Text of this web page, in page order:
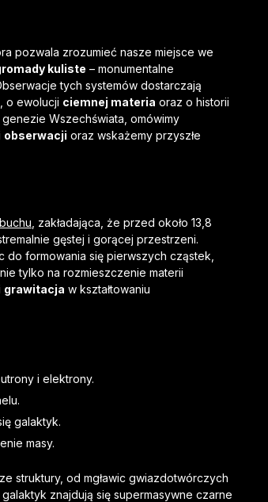
pozwala zrozumieć nasze miejsce we
kuliste – monumentalne
tych systemów dostarczają
o ewolucji ciemnej materia oraz o historii
Wszechświata, omówimy
obserwacji oraz wskażemy przyszłe
, zakładająca, że przed około 13,8
gęstej i gorącej przestrzeni.
do formowania się pierwszych cząstek,
tylko na rozmieszczenie materii
grawitacja w kształtowaniu
i elektrony.
galaktyk.
masy.
struktury, od mgławic gwiazdotwórczych
znajdują się supermasywne czarne